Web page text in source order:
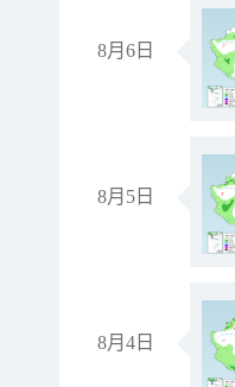
8月6日
8月5日
8月4日